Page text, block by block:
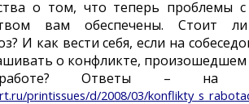
о том, что теперь проблемы
вам обеспечены. Стоит
И как вести себя, если на
о конфликте,
Ответы – на
printissues/d/2008/03/